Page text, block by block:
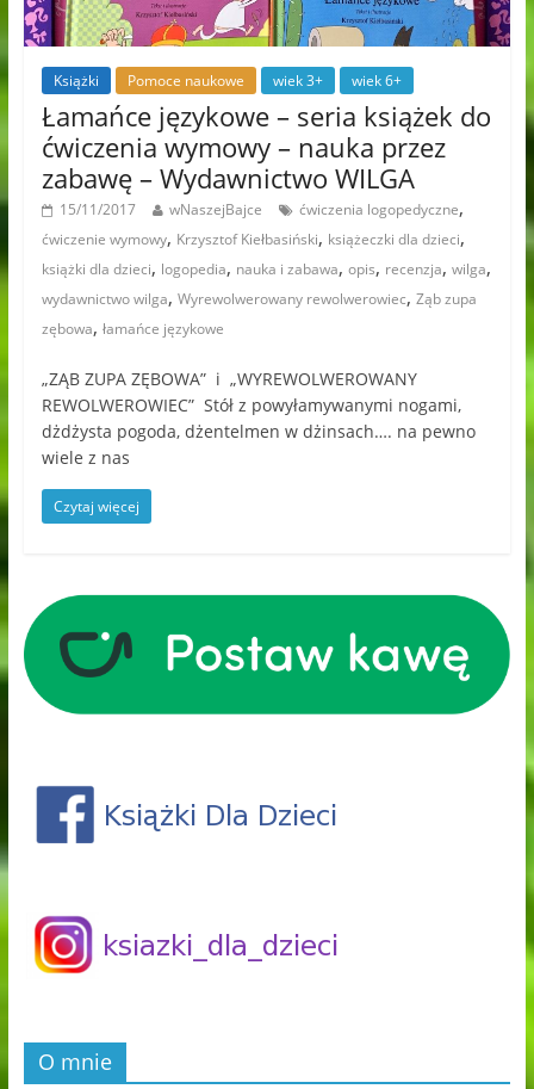
Książki Pomoce naukowe wiek 3+ wiek 6+
Łamańce językowe – seria książek do
ćwiczenia wymowy – nauka przez
zabawę – Wydawnictwo WILGA
15/11/2017 wNaszejBajce ćwiczenia logopedyczne,
ćwiczenie wymowy, Krzysztof Kiełbasiński, książeczki dla dzieci,
książki dla dzieci, logopedia, nauka i zabawa, opis, recenzja, wilga,
wydawnictwo wilga, Wyrewolwerowany rewolwerowiec, Ząb zupa
zębowa, łamańce językowe
„ZĄB ZUPA ZĘBOWA” i „WYREWOLWEROWANY
REWOLWEROWIEC” Stół z powyłamywanymi nogami,
dżdżysta pogoda, dżentelmen w dżinsach…. na pewno
wiele z nas
Czytaj więcej
O mnie